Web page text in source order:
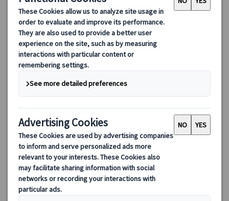
【日本語公認ガイド＆専用車付】ブダペストの美しき名所を巡
る午前プライベート観光
トバーン大聖堂、漁夫の砦などのブダペストの見どころをめぐり
125.00 EUR
詳細を見る
月～土（5/25、8/20、10/23、12/24～26・31、1/1、3/15を除
く）約3時間